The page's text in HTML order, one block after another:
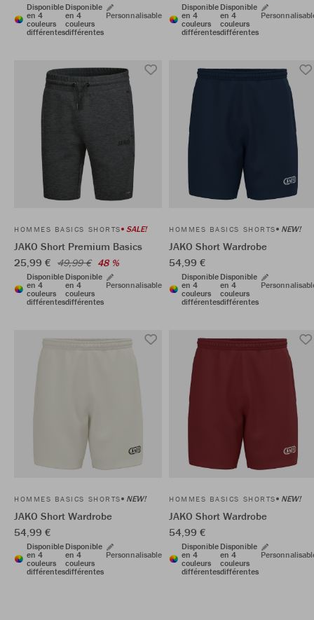
Disponible
en 4
couleurs
différentes
Disponible
en 4
couleurs
différentes
Personnalisable
Disponible
en 4
couleurs
différentes
Disponible
en 4
couleurs
différentes
HOMMES BASICS SHORTS SALE!
JAKO Short Premium Basics
25,99 € 49,99 € 48 %
Disponible
en 4
couleurs
différentes
Disponible
en 4
couleurs
différentes
Personnalisable
HOMMES BASICS SHORTS NEW!
JAKO Short Wardrobe
54,99 €
Disponible
en 4
couleurs
différentes
Disponible
en 4
couleurs
différentes
HOMMES BASICS SHORTS NEW!
JAKO Short Wardrobe
54,99 €
Disponible
en 4
couleurs
différentes
Disponible
en 4
couleurs
différentes
Personnalisable
HOMMES BASICS SHORTS NEW!
JAKO Short Wardrobe
54,99 €
Disponible
en 4
couleurs
différentes
Disponible
en 4
couleurs
différentes